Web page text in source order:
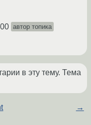
автор топика
в эту тему. Тема
→